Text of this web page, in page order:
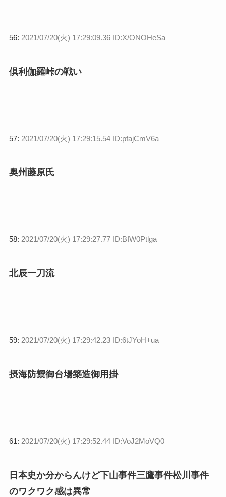
56: 2021/07/20(火) 17:29:09.36 ID:X/ONOHeSa
倶利伽羅峠の戦い
57: 2021/07/20(火) 17:29:15.54 ID:pfajCmV6a
奥州藤原氏
58: 2021/07/20(火) 17:29:27.77 ID:BIW0Ptlga
北辰一刀流
59: 2021/07/20(火) 17:29:42.23 ID:6tJYoH+ua
摂海防禦御台場築造御用掛
61: 2021/07/20(火) 17:29:52.44 ID:VoJ2MoVQ0
日本史か分からんけど下山事件三鷹事件松川事件
のワクワク感は異常